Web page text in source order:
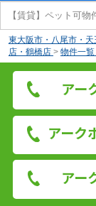
【賃貸】ペット可物
東大阪市・八尾市・
店・鶴橋店 > 物件一覧
アー
アーク
アー